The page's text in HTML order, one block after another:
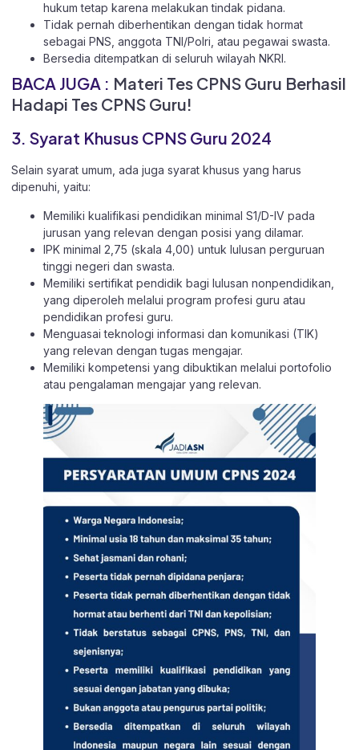
hukum tetap karena melakukan tindak pidana.
Tidak pernah diberhentikan dengan tidak hormat
sebagai PNS, anggota TNI/Polri, atau pegawai swasta.
Bersedia ditempatkan di seluruh wilayah NKRI.
BACA JUGA : Materi Tes CPNS Guru Berhasil
Hadapi Tes CPNS Guru!
3. Syarat Khusus CPNS Guru 2024
Selain syarat umum, ada juga syarat khusus yang harus
dipenuhi, yaitu:
Memiliki kualifikasi pendidikan minimal S1/D-IV pada
jurusan yang relevan dengan posisi yang dilamar.
IPK minimal 2,75 (skala 4,00) untuk lulusan perguruan
tinggi negeri dan swasta.
Memiliki sertifikat pendidik bagi lulusan nonpendidikan,
yang diperoleh melalui program profesi guru atau
pendidikan profesi guru.
Menguasai teknologi informasi dan komunikasi (TIK)
yang relevan dengan tugas mengajar.
Memiliki kompetensi yang dibuktikan melalui portofolio
atau pengalaman mengajar yang relevan.